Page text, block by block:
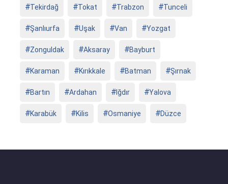
Tekirdağ Tokat Trabzon Tunceli
Şanlıurfa Uşak Van Yozgat
Zonguldak Aksaray Bayburt
Karaman Kırıkkale Batman Şırnak
Bartın Ardahan Iğdır Yalova
Karabük Kilis Osmaniye Düzce